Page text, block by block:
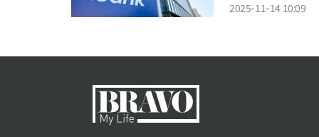
2025-11-14 10:09